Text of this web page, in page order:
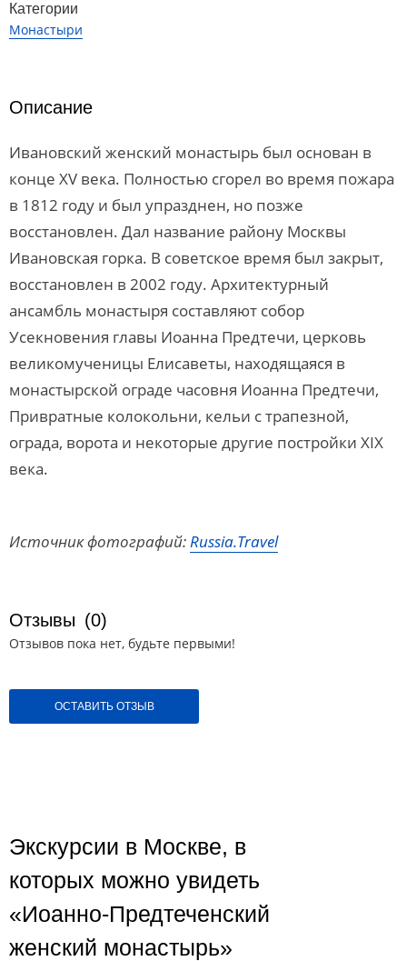
Категории
Монастыри
Описание
Ивановский женский монастырь был основан в
конце XV века. Полностью сгорел во время пожара
в 1812 году и был упразднен, но позже
восстановлен. Дал название району Москвы
Ивановская горка. В советское время был закрыт,
восстановлен в 2002 году. Архитектурный
ансамбль монастыря составляют собор
Усекновения главы Иоанна Предтечи, церковь
великомученицы Елисаветы, находящаяся в
монастырской ограде часовня Иоанна Предтечи,
Привратные колокольни, кельи с трапезной,
ограда, ворота и некоторые другие постройки XIX
века.
Источник фотографий:Russia.Travel
Отзывы (0)
Отзывов пока нет, будьте первыми!
ОСТАВИТЬ ОТЗЫВ
Экскурсии в Москве, в
которых можно увидеть
«Иоанно-Предтеченский
женский монастырь»